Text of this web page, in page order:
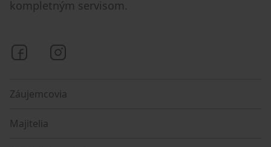
kompletným servisom.
Bezrealitky na Facebooku
Záujemcovia
Majitelia